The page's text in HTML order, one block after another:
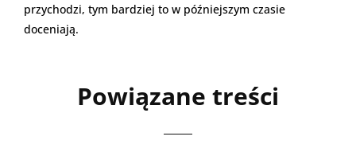
przychodzi, tym bardziej to w późniejszym czasie
doceniają.
Powiązane treści